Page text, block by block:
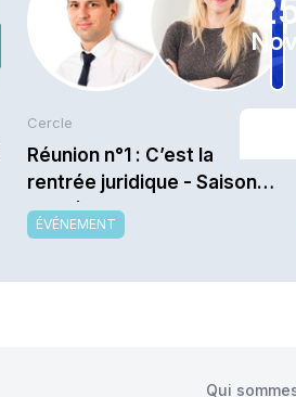
Cercle
Réunion n°1 : C’est la
rentrée juridique - Saison
2026/2027
ÉVÉNEMENT
Qui